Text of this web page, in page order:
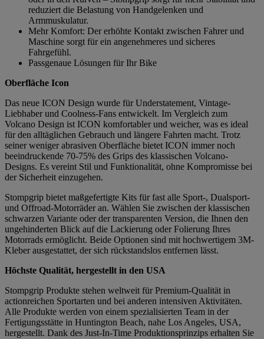
reduziert die Belastung von Handgelenken und
Armmuskulatur.
Mehr Komfort: Der erhöhte Kontakt zwischen Fahrer und
Maschine sorgt für ein angenehmeres und sicheres
Fahrgefühl.
Passgenaue Lösungen für Ihr Bike
Oberfläche Icon
Das neue ICON Design wurde für Understatement, Vintage-
Liebhaber und Coolness-Fans entwickelt. Im Vergleich zum
Volcano Design ist ICON komfortabler und weicher, was es ideal
für den alltäglichen Gebrauch und längere Fahrten macht. Trotz
seiner weniger abrasiven Oberfläche bietet ICON immer noch
beeindruckende 70-75% des Grips des klassischen Volcano-
Designs. Es vereint Stil und Funktionalität, ohne Kompromisse bei
der Sicherheit einzugehen.
Stompgrip bietet maßgefertigte Kits für fast alle Sport-, Dualsport-
und Offroad-Motorräder an. Wählen Sie zwischen der klassischen
schwarzen Variante oder der transparenten Version, die Ihnen den
ungehinderten Blick auf die Lackierung oder Folierung Ihres
Motorrads ermöglicht. Beide Optionen sind mit hochwertigem 3M-
Kleber ausgestattet, der sich rückstandslos entfernen lässt.
Höchste Qualität, hergestellt in den USA
Stompgrip Produkte stehen weltweit für Premium-Qualität in
actionreichen Sportarten und bei anderen intensiven Aktivitäten.
Alle Produkte werden von einem spezialisierten Team in der
Fertigungsstätte in Huntington Beach, nahe Los Angeles, USA,
hergestellt. Dank des Just-In-Time Produktionsprinzips erhalten Sie